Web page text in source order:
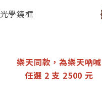
光學鏡框
樂天同款，為樂天吶喊
任選 2 支 2500 元